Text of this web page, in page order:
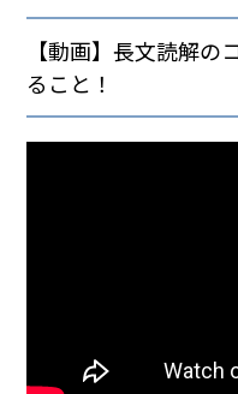
【動画】長文読解
ること！